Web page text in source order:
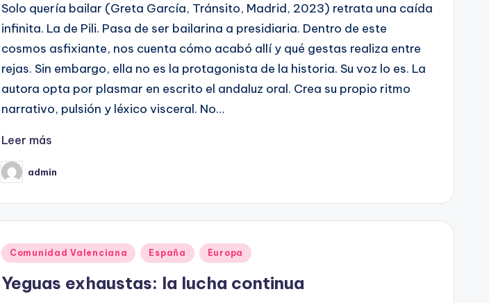
Solo quería bailar (Greta García, Tránsito, Madrid, 2023) retrata una caída
infinita. La de Pili. Pasa de ser bailarina a presidiaria. Dentro de este
cosmos asfixiante, nos cuenta cómo acabó allí y qué gestas realiza entre
rejas. Sin embargo, ella no es la protagonista de la historia. Su voz lo es. La
autora opta por plasmar en escrito el andaluz oral. Crea su propio ritmo
narrativo, pulsión y léxico visceral. No…
Leer más
Publicado
por
admin
Publicado
Comunidad Valenciana España Europa
Yeguas exhaustas: la lucha continua